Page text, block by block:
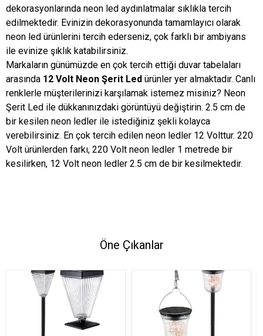
dekorasyonlarında neon led aydınlatmalar sıklıkla tercih
edilmektedir. Evinizin dekorasyonunda tamamlayıcı olarak
neon led ürünlerini tercih ederseniz, çok farklı bir ambiyans
ile evinize şıklık katabilirsiniz.
Markaların günümüzde en çok tercih ettiği duvar tabelaları
arasında 12 Volt Neon Şerit Led ürünler yer almaktadır. Canlı
renklerle müşterilerinizi karşılamak istemez misiniz? Neon
Şerit Led ile dükkanınızdaki görüntüyü değiştirin. 2.5 cm de
bir kesilen neon ledler ile istediğiniz şekli kolayca
verebilirsiniz. En çok tercih edilen neon ledler 12 Volttur. 220
Volt ürünlerden farkı, 220 Volt neon ledler 1 metrede bir
kesilirken, 12 Volt neon ledler 2.5 cm de bir kesilmektedir.
Öne Çıkanlar